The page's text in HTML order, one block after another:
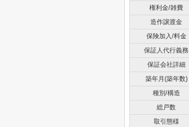
権利金/雑費
造作譲渡金
保険加入/料金
保証人代行義務
保証会社詳細
築年月(築年数)
種別/構造
総戸数
取引態様